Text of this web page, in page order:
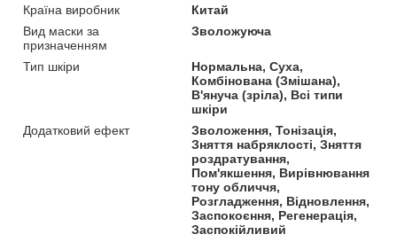
Країна виробник
Китай
Вид маски за
призначенням
Зволожуюча
Тип шкіри
Нормальна, Суха,
Комбінована (Змішана),
В'януча (зріла), Всі типи
шкіри
Додатковий ефект
Зволоження, Тонізація,
Зняття набряклості, Зняття
роздратування,
Пом'якшення, Вирівнювання
тону обличчя,
Розгладження, Відновлення,
Заспокоєння, Регенерація,
Заспокійливий